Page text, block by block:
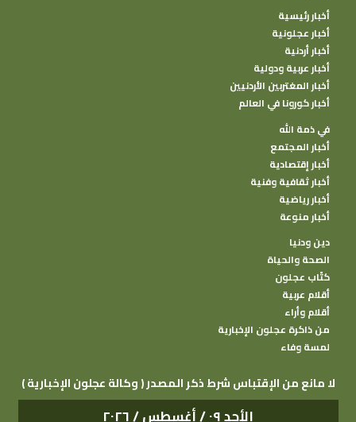
أخبار رئيسية
أخبار عجلونية
أخبار أردنية
أخبار عربية ودولية
أخبار المغتربين الأردنيين
أخبار كورونا في العالم
في ذمة الله
أخبار المجتمع
أخبار إقتصادية
أخبار ثقافية وفنية
أخبار رياضية
أخبار منوعة
دين ودنيا
الصحة والحياة
كتًاب عجلون
أقلام عربية
أقلام وأراء
من ذاكرة عجلون الإخبارية
لمسة وفاء
( وكالة عجلون الإخبارية ) لا مانع من الإقتباس شرط ذكر المصدر
الأحد ٠٩ / أغسطس / ٢٠٢٦